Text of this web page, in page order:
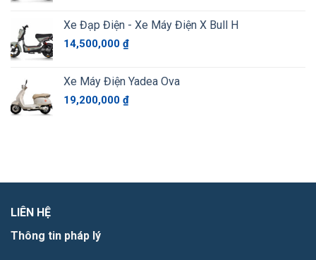
Xe Đạp Điện - Xe Máy Điện X Bull H
14,500,000 ₫
Xe Máy Điện Yadea Ova
19,200,000 ₫
LIÊN HỆ
Thông tin pháp lý